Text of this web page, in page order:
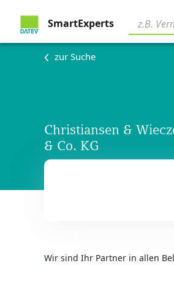
SmartExperts
zur Suche
Christiansen &
& Co. KG
Wir sind Ihr Partner in allen